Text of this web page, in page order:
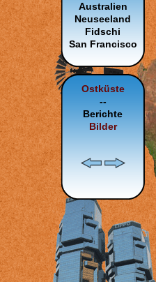
Australien
Neuseeland
Fidschi
San Francisco
Ostküste
--
Berichte
Bilder